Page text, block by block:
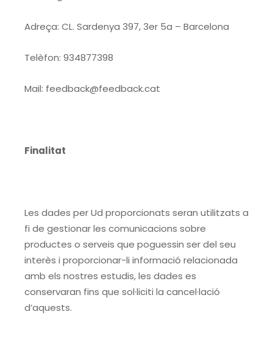
Adreça: CL. Sardenya 397, 3er 5a – Barcelona
Telèfon: 934877398
Mail: feedback@feedback.cat
Finalitat
Les dades per Ud proporcionats seran utilitzats a
fi de gestionar les comunicacions sobre
productes o serveis que poguessin ser del seu
interès i proporcionar-li informació relacionada
amb els nostres estudis, les dades es
conservaran fins que sol·liciti la cancel·lació
d’aquests.